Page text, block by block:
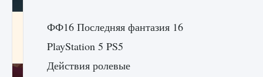
Как проверить статус сервера Delta Force
Hawk Ops
9 августа 2024
ФФ16 Последняя фантазия 16
PlayStation 5 PS5
Действия ролевые